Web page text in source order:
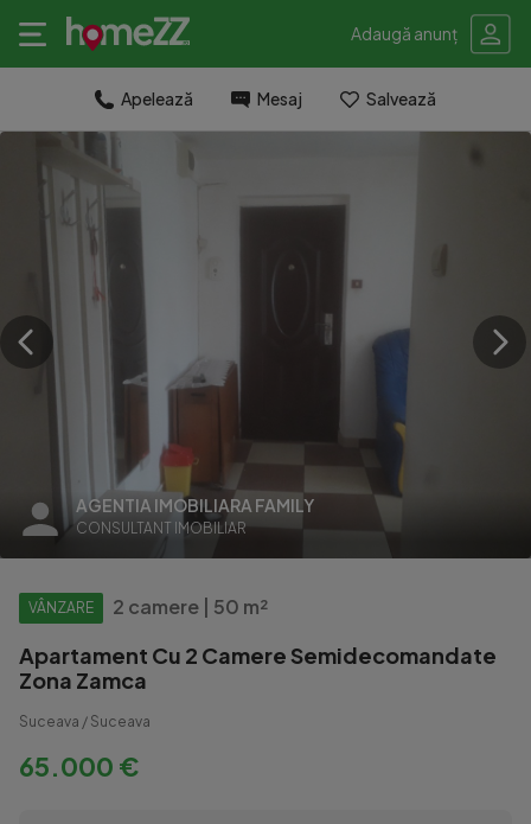
Adaugă anunț
Apelează Mesaj Salvează
AGENTIA IMOBILIARA FAMILY
CONSULTANT IMOBILIAR
VÂNZARE 2 camere | 50 m²
Apartament Cu 2 Camere Semidecomandate
Zona Zamca
Suceava / Suceava
65.000 €